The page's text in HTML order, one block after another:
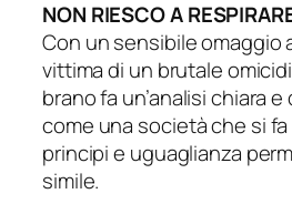
NON RIESCO A
Con un sensibile omaggio
vittima di un brutale
brano fa un’analisi chiara
come una società che si
principi e uguaglianza
simile.